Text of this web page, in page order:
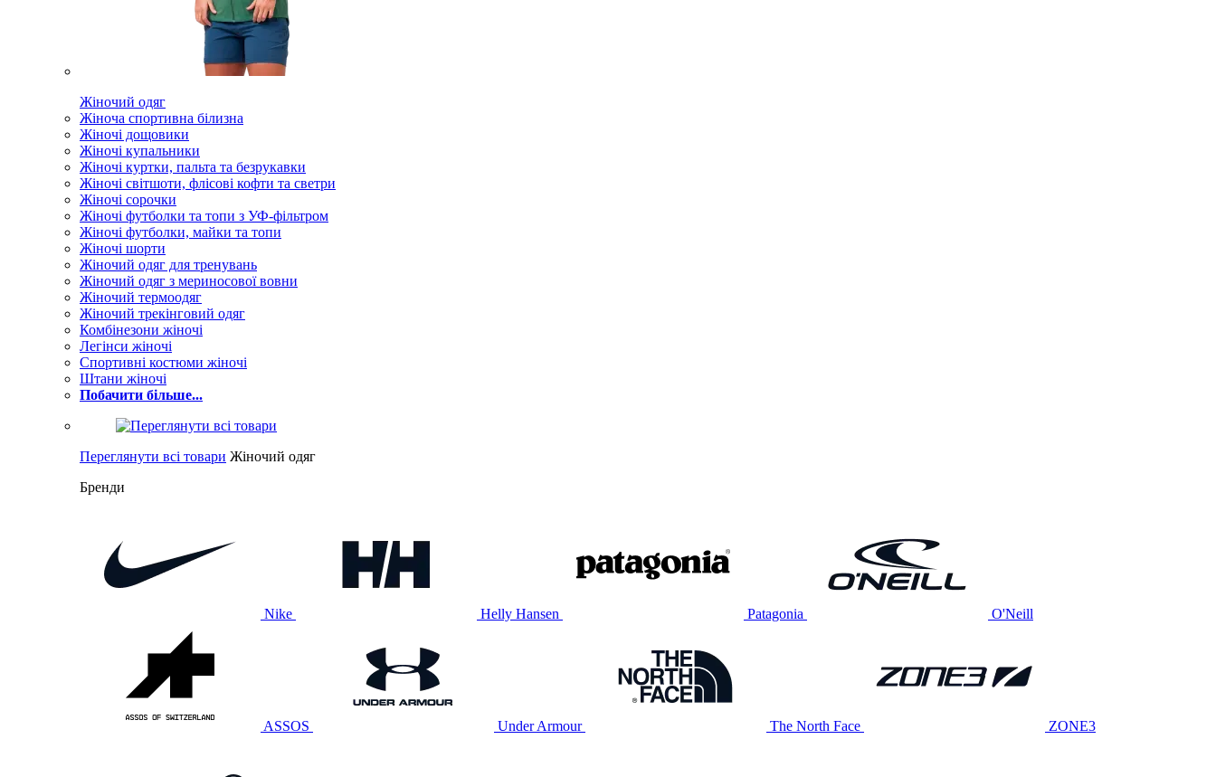
Жіночий одяг
Жіноча спортивна білизна
Жіночі дощовики
Жіночі купальники
Жіночі куртки, пальта та безрукавки
Жіночі світшоти, флісові кофти та светри
Жіночі сорочки
Жіночі футболки та топи з УФ-фільтром
Жіночі футболки, майки та топи
Жіночі шорти
Жіночий одяг для тренувань
Жіночий одяг з мериносової вовни
Жіночий термоодяг
Жіночий трекінговий одяг
Комбінезони жіночі
Легінси жіночі
Спортивні костюми жіночі
Штани жіночі
Побачити більше...
Переглянути всі товари Жіночий одяг
Бренди
Nike Helly Hansen Patagonia O'Neill
ASSOS Under Armour The North Face ZONE3